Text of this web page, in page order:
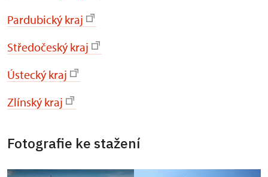
Pardubický kraj
Středočeský kraj
Ústecký kraj
Zlínský kraj
Fotografie ke stažení